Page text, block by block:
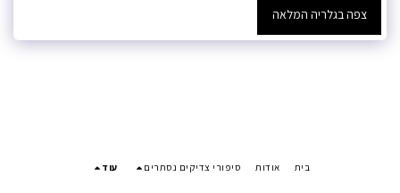
צפה בגלריה המלאה
בית אודות סיפורי צדיקים נסתרים עוד